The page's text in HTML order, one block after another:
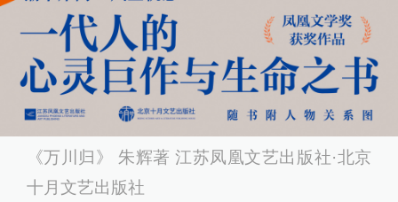
《万川归》 朱辉著 江苏凤凰文艺出版社·北京
十月文艺出版社